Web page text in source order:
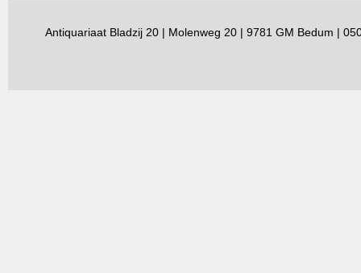
Antiquariaat Bladzij 20 | Molenweg 20 | 9781 GM Bedum |